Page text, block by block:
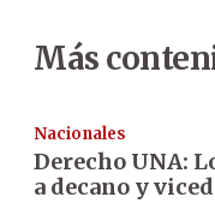
Más
Nacionales
Derecho UNA:
a decano y